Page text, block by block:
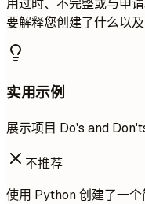
要解释您创建了什么以及
实用示例
展示项目 Do's and
不推荐
使用 Python 创建了一